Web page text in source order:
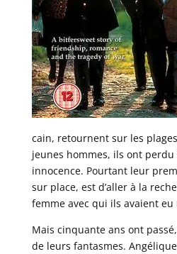
cain, retournent sur les
jeunes hommes, ils ont
innocence. Pourtant leur
sur place, est d’aller à la
femme avec qui ils avaient
Mais cinquante ans ont
de leurs fantasmes.